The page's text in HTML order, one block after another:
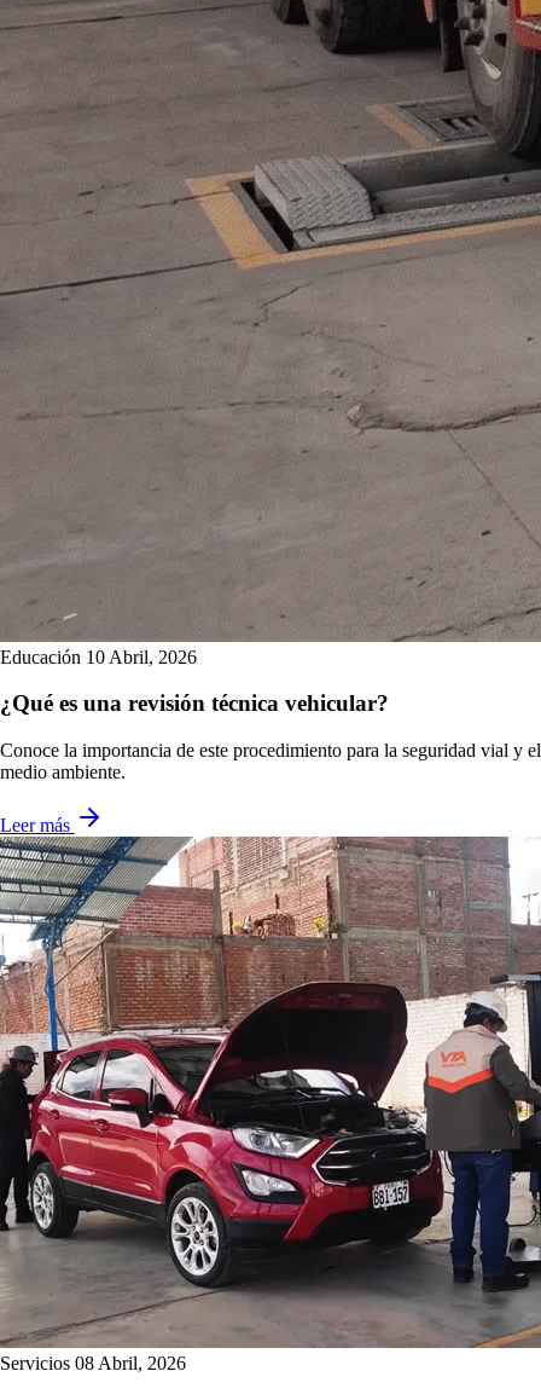
Educación 10 Abril, 2026
¿Qué es una revisión técnica vehicular?
Conoce la importancia de este procedimiento para la seguridad vial y el
medio ambiente.
Leer más
Servicios 08 Abril, 2026